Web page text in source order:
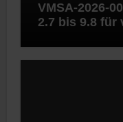
VMSA-2026-
2.7 bis 9.8 für